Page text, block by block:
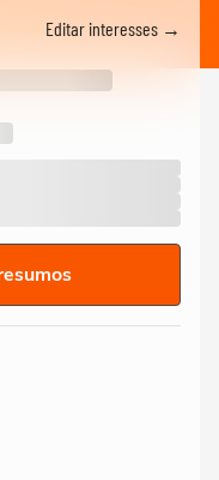
Editar interesses →